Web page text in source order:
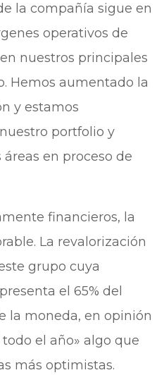
la compañía sigue en
operativos de
nuestros principales
Hemos aumentado la
y estamos
portfolio y
en proceso de
financieros, la
La revalorización
grupo cuya
el 65% del
la moneda, en opinión
el año» algo que
más optimistas.